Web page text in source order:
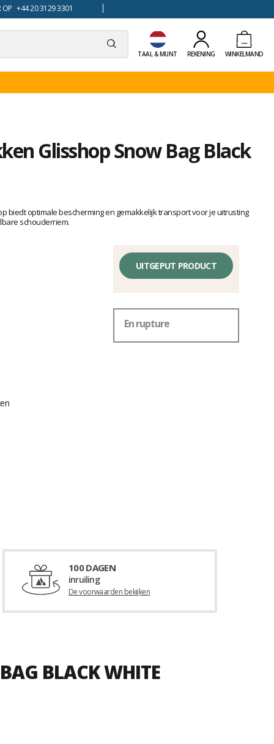
OP +44 20 3129 3301
TAAL & MUNT REKENING WINKELMAND
Glisshop Snow Bag Black
biedt optimale bescherming en gemakkelijk transport voor je uitrusting
schouderriem.
UITGEPUT PRODUCT
En rupture
100 DAGEN
inruiling
De voorwaarden bekijken
BLACK WHITE